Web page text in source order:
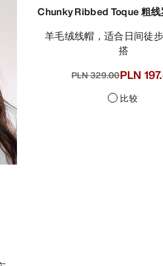
Chunky Ribbed Toque 粗
羊毛绒线帽，适合日间徒步与日常穿
搭
PLN 329.00PLN
比较